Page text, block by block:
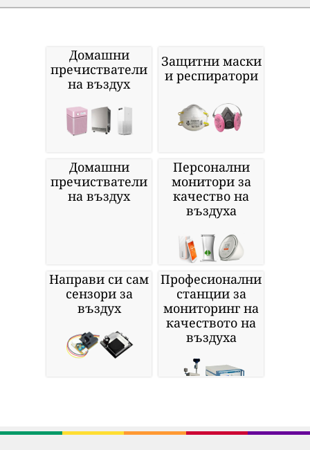
Домашни
пречистватели
на въздух
Защитни маски
и респиратори
Домашни
пречистватели
на въздух
Персонални
монитори за
качество на
въздуха
Направи си сам
сензори за
въздух
Професионални
станции за
мониторинг на
качеството на
въздуха